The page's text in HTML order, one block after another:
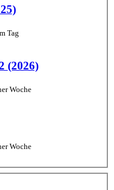
Tag
(2026)
Woche
Woche